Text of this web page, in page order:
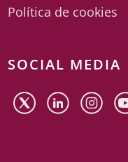
Política de cookies
SOCIAL MEDIA